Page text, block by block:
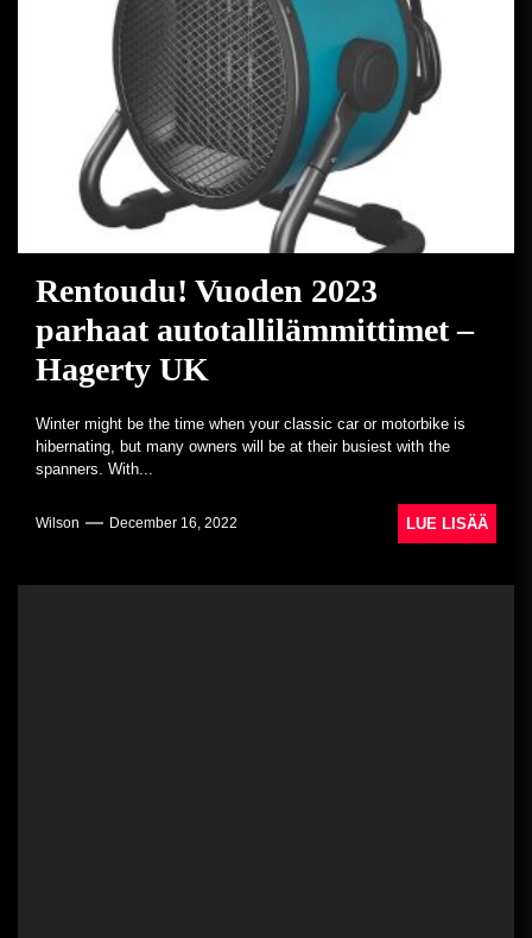
Rentoudu! Vuoden 2023
parhaat autotallilämmittimet –
Hagerty UK
Winter might be the time when your classic car or motorbike is
hibernating, but many owners will be at their busiest with the
spanners. With...
Wilson December 16, 2022 LUE LISÄÄ